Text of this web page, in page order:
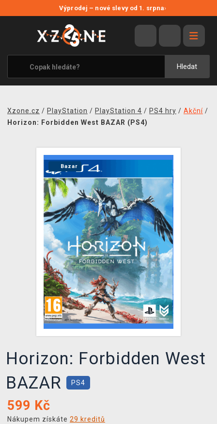
Výprodej – nové slevy od 1. srpna›
Hledat
VÝPRODEJ
VIDEOHRY
XZONE ORIGINALS
TÉMATIKY
MERCHANDISE
KONTAKT
PRODEJNY
DOPRAVA
XZONE KLUB
TCG & BOARDGAME HUB
VÝKUP HER (BAZAR)
Xzone.cz / PlayStation / PlayStation 4 / PS4 hry / Akční /
Horizon: Forbidden West BAZAR (PS4)
Bazar
Horizon: Forbidden West
BAZAR
PS4
599 Kč
Nákupem získáte 29 kreditů